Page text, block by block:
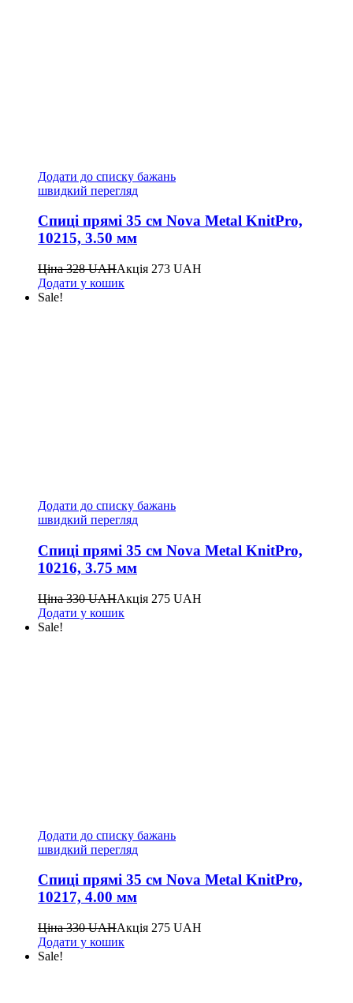
Додати до списку бажань
швидкий перегляд
Спиці прямі 35 см Nova Metal KnitPro,
10215, 3.50 мм
Ціна328UAHАкція 273 UAH
Додати у кошик
Sale!
Додати до списку бажань
швидкий перегляд
Спиці прямі 35 см Nova Metal KnitPro,
10216, 3.75 мм
Ціна330UAHАкція 275 UAH
Додати у кошик
Sale!
Додати до списку бажань
швидкий перегляд
Спиці прямі 35 см Nova Metal KnitPro,
10217, 4.00 мм
Ціна330UAHАкція 275 UAH
Додати у кошик
Sale!